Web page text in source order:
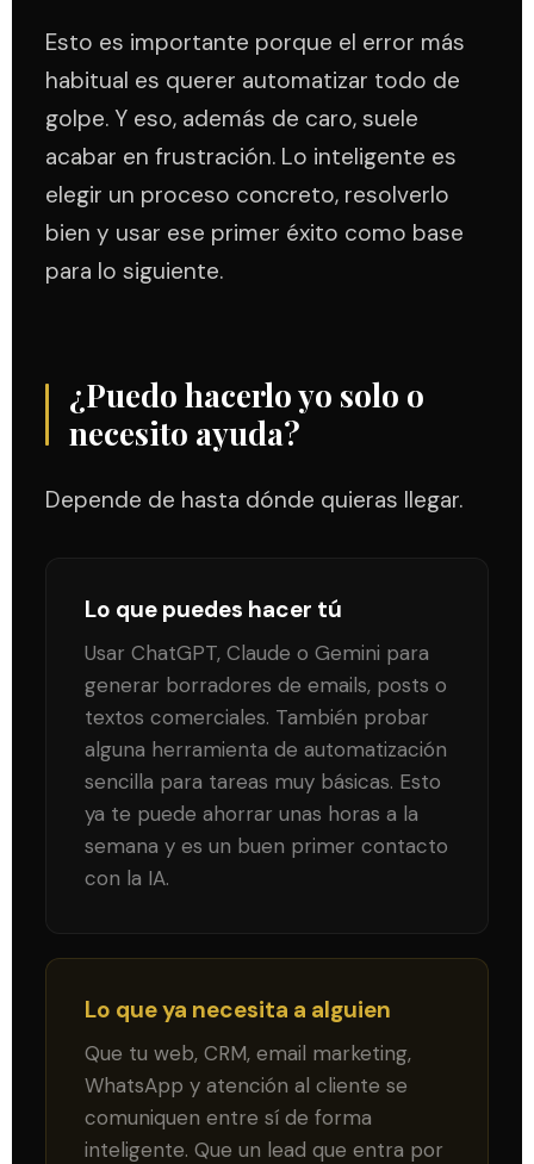
Esto es importante porque el error más
habitual es querer automatizar todo de
golpe. Y eso, además de caro, suele
acabar en frustración. Lo inteligente es
elegir un proceso concreto, resolverlo
bien y usar ese primer éxito como base
para lo siguiente.
¿Puedo hacerlo yo solo o
necesito ayuda?
Depende de hasta dónde quieras llegar.
Lo que puedes hacer tú
Usar ChatGPT, Claude o Gemini para
generar borradores de emails, posts o
textos comerciales. También probar
alguna herramienta de automatización
sencilla para tareas muy básicas. Esto
ya te puede ahorrar unas horas a la
semana y es un buen primer contacto
con la IA.
Lo que ya necesita a alguien
Que tu web, CRM, email marketing,
WhatsApp y atención al cliente se
comuniquen entre sí de forma
inteligente. Que un lead que entra por